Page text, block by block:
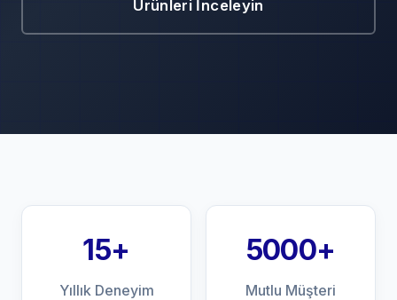
Ürünleri İnceleyin
15+
Yıllık Deneyim
5000+
Mutlu Müşteri